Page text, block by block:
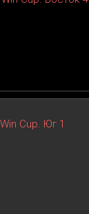
Cup. Юг 1